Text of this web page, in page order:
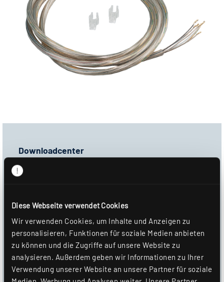
Diese Webseite verwendet Cookies
Wir verwenden Cookies, um Inhalte und Anzeigen zu
personalisieren, Funktionen für soziale Medien anbieten
zu können und die Zugriffe auf unsere Website zu
analysieren. Außerdem geben wir Informationen zu Ihrer
Verwendung unserer Website an unsere Partner für soziale
Downloadcenter
GAEB-X81
Produktbild
Datenblatt
DOWNLOAD